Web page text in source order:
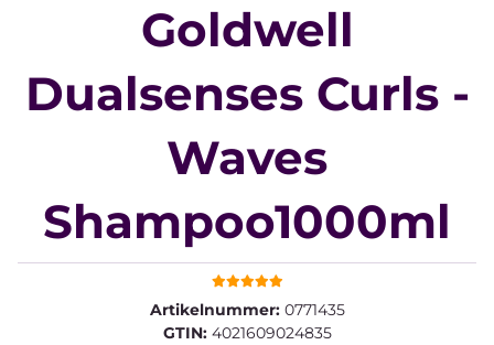
Goldwell
Dualsenses Curls -
Waves
Shampoo1000ml
Artikelnummer: 0771435
GTIN: 4021609024835